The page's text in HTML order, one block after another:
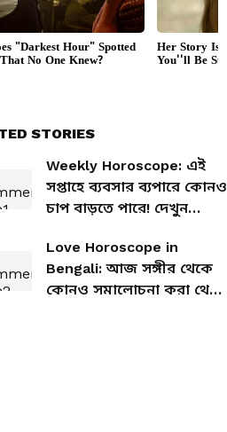
STORIES
Weekly Horoscope: এই
সপ্তাহে ব্যবসার ব্যপারে কোনও
চাপ বাড়তে পারে! দেখুন
Love Horoscope in
Bengali: আজ সঙ্গীর থেকে
কোনও সমালোচনা করা থেকে